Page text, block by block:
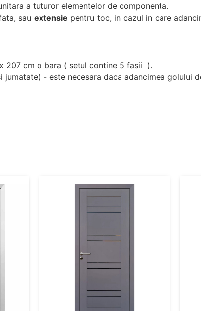
a tuturor elementelor de componenta.
sau extensie pentru toc, in cazul in care
207 cm o bara ( setul contine 5 fasii ).
- este necesara daca adancimea golului